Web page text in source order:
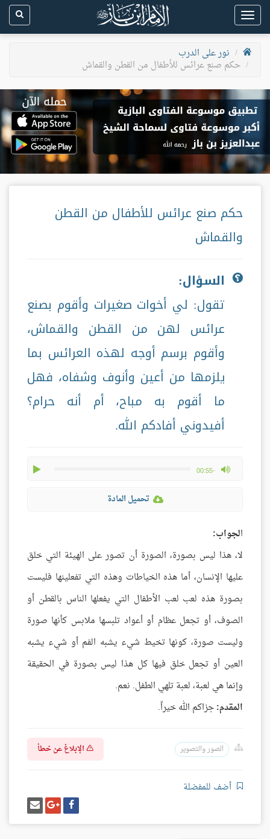
Toggle
navigation
نور على الدرب
حكم صنع عرائس للأطفال من القطن والقماش
حكم صنع عرائس للأطفال من القطن
والقماش
السؤال:
تقول: لي أخوات صغيرات وأقوم بصنع
عرائس لهن من القطن والقماش،
وأقوم برسم أوجه لهذه العرائس بما
يلزمها من أعين وأنوف وشفاه، فهل
ما أقوم به مباح، أم أنه حرام؟
أفيدوني أفادكم الله.
-00:55
max volume
تحميل المادة
الجواب:
لا، هذا ليس بصورة، الصورة أن تصور على الهيئة التي خلق
عليها الإنسان، أما هذه الخياطات وهذه التي تفعلينها فليست
بصورة هذه لعب لعب الأطفال التي يفعلها الناس بالقطن أو
الصوف، أو تجعل عظام أو أعواد تلبسها ملابس كأنها صورة
وليست صورة، كونها تخيط شيء يشبه الفم أو شيء يشبه
العين أو تجعل خلق فيها كل هذا ليس بصورة في الحقيقة
وإنما هي لعبة، لعبة تلهي الطفل. نعم.
المقدم:جزاكم الله خيراً.
الصور والتصوير الإبلاغ عن خطأ
أضف للمفضلة
شارك
على
فيسبوك
شارك
على
غوغل
بلس
إرسل
إيميل